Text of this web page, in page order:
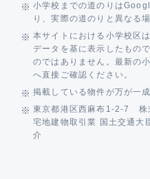
小学校までの道のりは
り、実際の道のりと異なる
本サイトにおける小学校区
データを基に表示したもの
のではありません。最新の
へ直接ご確認ください。
掲載している物件が万が一
東京都港区西麻布1-2-7 株
宅地建物取引業 国土交通
介